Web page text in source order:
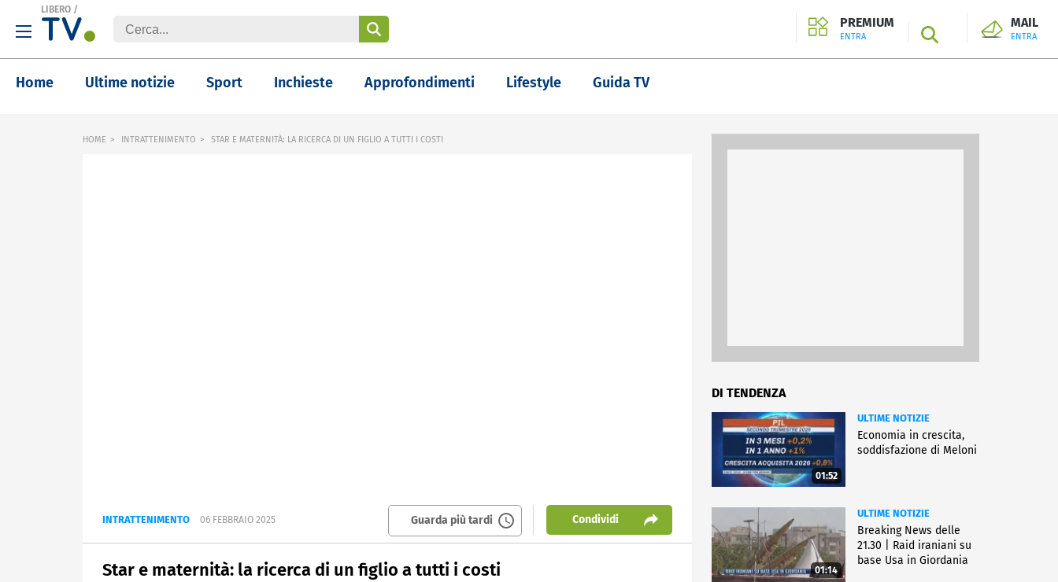
LIBERO /
PREMIUM
ENTRA SEARCH
MAIL
ENTRA
Home Ultime notizie Sport Inchieste Approfondimenti Lifestyle Guida TV
HOME INTRATTENIMENTO STAR E MATERNITÀ: LA RICERCA DI UN FIGLIO A TUTTI I COSTI
INTRATTENIMENTO 06 FEBBRAIO 2025 Guarda più tardi Condividi
Star e maternità: la ricerca di un figlio a tutti i costi
DI TENDENZA
01:52
ULTIME NOTIZIE
Economia in crescita,
soddisfazione di Meloni
01:14
ULTIME NOTIZIE
Breaking News delle
21.30 | Raid iraniani su
base Usa in Giordania